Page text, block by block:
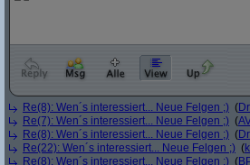
Re(8): Wen´s interessiert... Neue Felgen ;) (
Re(7): Wen´s interessiert... Neue Felgen ;) (
Re(8): Wen´s interessiert... Neue Felgen ;) (
Re(22): Wen´s interessiert... Neue Felgen ;) (
Re(8): Wen´s interessiert... Neue Felgen ;) (